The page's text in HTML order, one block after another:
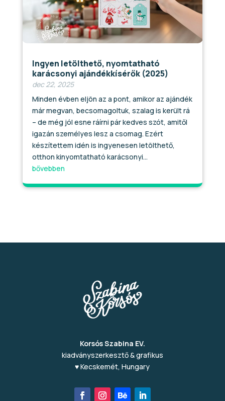
Ingyen letölthető, nyomtatható
karácsonyi ajándékkísérők (2025)
dec 22, 2025
Minden évben eljön az a pont, amikor az ajándék
már megvan, becsomagoltuk, szalag is került rá
– de még jól esne ráírni pár kedves szót, amitől
igazán személyes lesz a csomag. Ezért
készítettem idén is ingyenesen letölthető,
otthon kinyomtatható karácsonyi...
bővebben
Korsós Szabina EV.
kiadványszerkesztő & grafikus
♥ Kecskemét, Hungary